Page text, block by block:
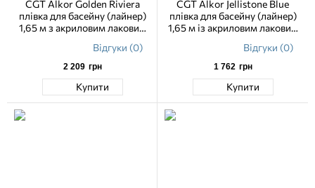
CGT Alkor Golden Riviera
плівка для басейну (лайнер)
1,65 м з акриловим лаковим
Відгуки (0)
2 209 грн
Купити
CGT Alkor Jellistone Blue
плівка для басейну (лайнер)
1,65 м із акриловим лаковим
Відгуки (0)
1 762 грн
Купити